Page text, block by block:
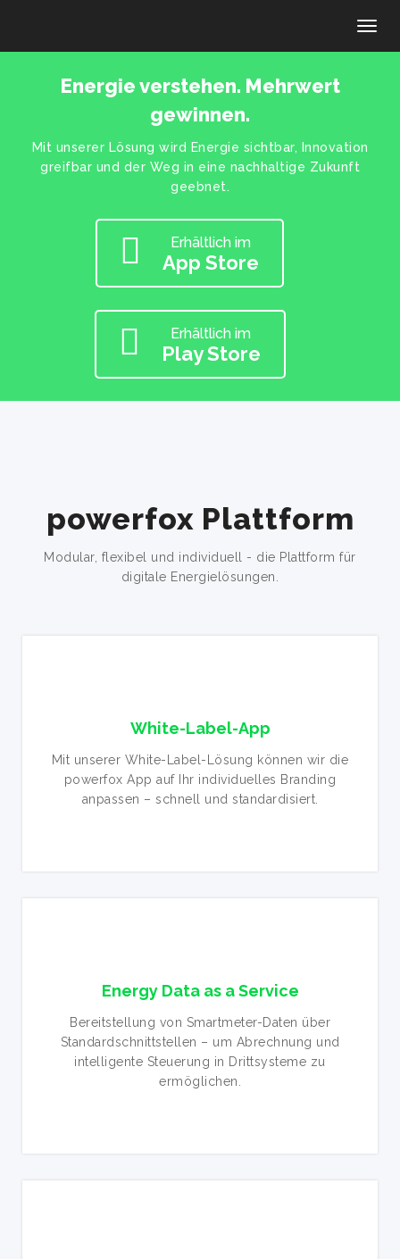
Energie verstehen. Mehrwert
gewinnen.
Mit unserer Lösung wird Energie sichtbar, Innovation
greifbar und der Weg in eine nachhaltige Zukunft
geebnet.
Erhältlich im
App Store
Erhältlich im
Play Store
powerfox Plattform
Modular, flexibel und individuell - die Plattform für
digitale Energielösungen.
White-Label-App
Mit unserer White-Label-Lösung können wir die
powerfox App auf Ihr individuelles Branding
anpassen – schnell und standardisiert.
Energy Data as a Service
Bereitstellung von Smartmeter-Daten über
Standardschnittstellen – um Abrechnung und
intelligente Steuerung in Drittsysteme zu
ermöglichen.